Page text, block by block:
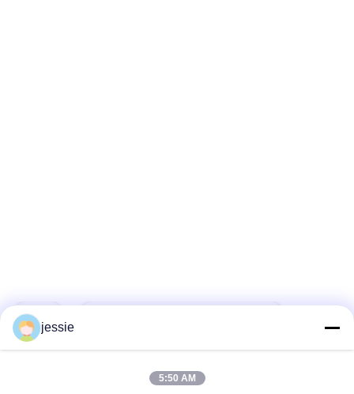
แท็ก:
ขวดบรรจุเครื่องสําอาง ขวดเปล่าเครื่องสำอาง
jessie
5:50 AM